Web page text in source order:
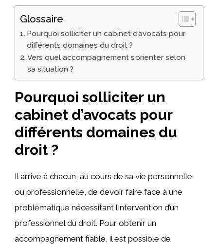
Glossaire
Pourquoi solliciter un cabinet d’avocats pour
différents domaines du droit ?
Vers quel accompagnement s’orienter selon
sa situation ?
Pourquoi solliciter un
cabinet d’avocats pour
différents domaines du
droit ?
Il arrive à chacun, au cours de sa vie personnelle
ou professionnelle, de devoir faire face à une
problématique nécessitant l’intervention d’un
professionnel du droit. Pour obtenir un
accompagnement fiable, il est possible de